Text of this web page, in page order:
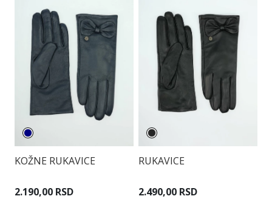
KOŽNE RUKAVICE
2.190,00 RSD
RUKAVICE
2.490,00 RSD